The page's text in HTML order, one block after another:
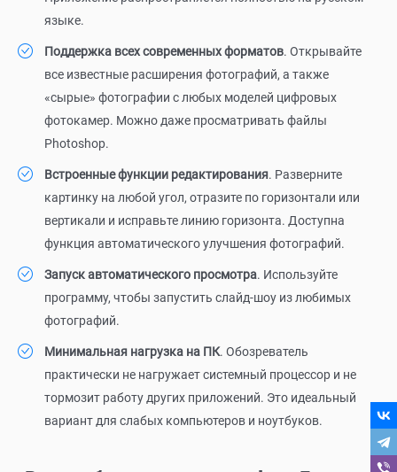
языке.
Поддержка всех современных форматов. Открывайте
все известные расширения фотографий, а также
«сырые» фотографии с любых моделей цифровых
фотокамер. Можно даже просматривать файлы
Photoshop.
Встроенные функции редактирования. Разверните
картинку на любой угол, отразите по горизонтали или
вертикали и исправьте линию горизонта. Доступна
функция автоматического улучшения фотографий.
Запуск автоматического просмотра. Используйте
программу, чтобы запустить слайд-шоу из любимых
фотографий.
Минимальная нагрузка на ПК. Обозреватель
практически не нагружает системный процессор и не
тормозит работу других приложений. Это идеальный
вариант для слабых компьютеров и ноутбуков.